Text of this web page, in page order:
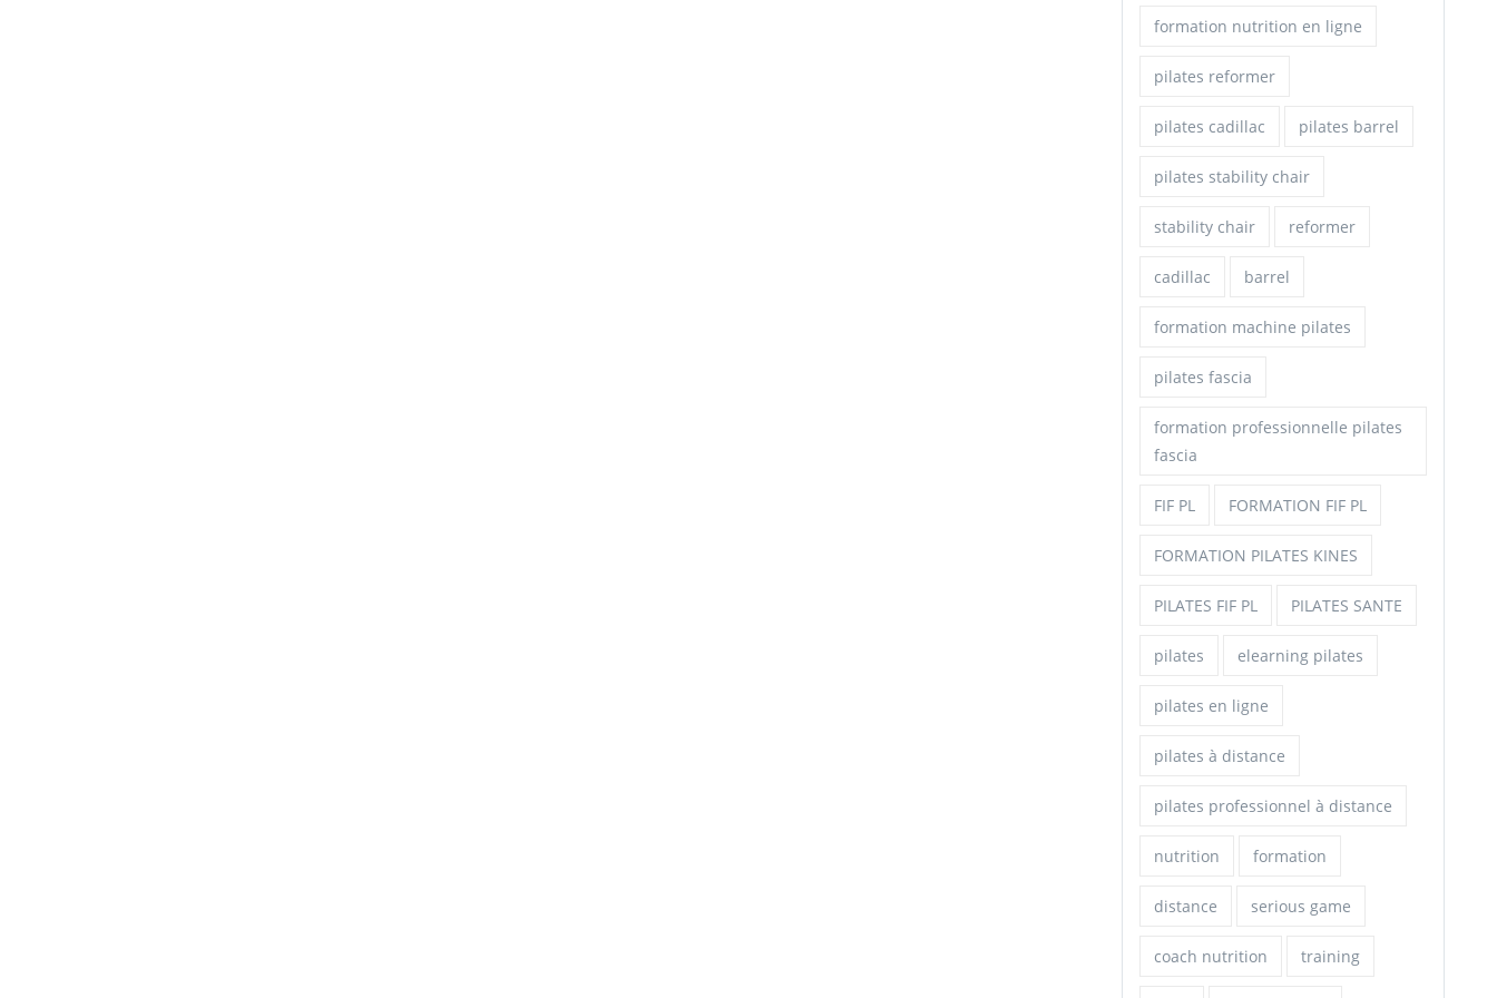
formation nutrition en ligne
pilates reformer
pilates cadillac pilates barrel
pilates stability chair
stability chair reformer
cadillac barrel
formation machine pilates
pilates fascia
formation professionnelle pilates
fascia
FIF PL FORMATION FIF PL
FORMATION PILATES KINES
PILATES FIF PL PILATES SANTE
pilates elearning pilates
pilates en ligne
pilates à distance
pilates professionnel à distance
nutrition formation
distance serious game
coach nutrition training